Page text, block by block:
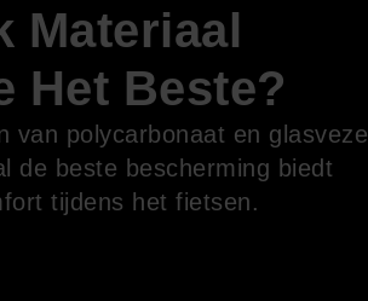
Materiaal
Het Beste?
van polycarbonaat en glasvezel
de beste bescherming biedt
tijdens het fietsen.